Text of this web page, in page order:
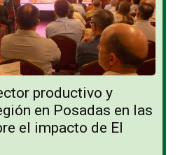
productivo y
en Posadas en las
el impacto de El